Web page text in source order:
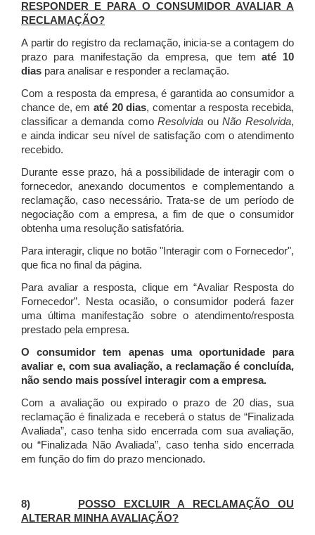
RESPONDER E PARA O CONSUMIDOR AVALIAR A
RECLAMAÇÃO?
A partir do registro da reclamação, inicia-se a contagem do
prazo para manifestação da empresa, que tematé 10
dias para analisar e responder a reclamação.
Com a resposta da empresa, é garantida ao consumidor a
chance de, em até 20 dias, comentar a resposta recebida,
classificar a demanda comoResolvida ouNão Resolvida,
e ainda indicar seu nível de satisfação com o atendimento
recebido.
Durante esse prazo, há a possibilidade de interagir com o
fornecedor, anexando documentos e complementando a
reclamação, caso necessário.Trata-se de um período de
negociação com a empresa, a fim de que o consumidor
obtenha uma resolução satisfatória.
Para interagir, clique no botão "Interagir com o Fornecedor",
que fica no final da página.
Para avaliar a resposta, clique em “Avaliar Resposta do
Fornecedor”. Nesta ocasião, o consumidor poderá fazer
uma última manifestação sobre o atendimento/resposta
prestado pela empresa.
O consumidor tem apenas uma oportunidade para
avaliar e, com sua avaliação, a reclamação é concluída,
não sendo mais possível interagir com a empresa.
Com a avaliação ou expirado o prazo de 20 dias, sua
reclamação é finalizada e receberá o status de “Finalizada
Avaliada”, caso tenha sido encerrada com sua avaliação,
ou “Finalizada Não Avaliada”, caso tenha sido encerrada
em função do fim do prazo mencionado.
8)
POSSO EXCLUIR A RECLAMAÇÃO OU
ALTERAR MINHA AVALIAÇÃO?